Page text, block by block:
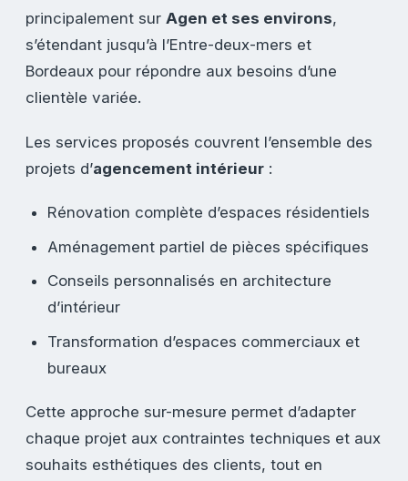
principalement surAgen et ses environs,
s’étendant jusqu’à l’Entre-deux-mers et
Bordeaux pour répondre aux besoins d’une
clientèle variée.
Les services proposés couvrent l’ensemble des
projets d’agencement intérieur :
Rénovation complète d’espaces résidentiels
Aménagement partiel de pièces spécifiques
Conseils personnalisés en architecture
d’intérieur
Transformation d’espaces commerciaux et
bureaux
Cette approche sur-mesure permet d’adapter
chaque projet aux contraintes techniques et aux
souhaits esthétiques des clients, tout en